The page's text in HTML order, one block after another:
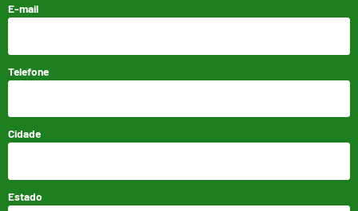
E-mail
Telefone
Cidade
Estado